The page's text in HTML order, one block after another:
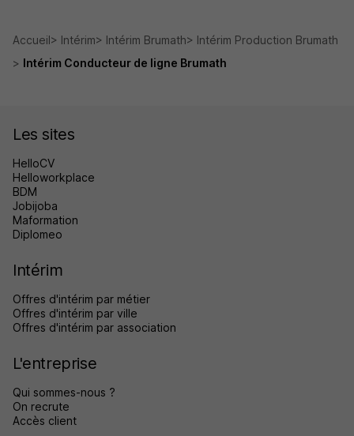
Accueil Intérim Intérim Brumath
Intérim Production Brumath
Intérim Conducteur de ligne Brumath
Les sites
HelloCV
Helloworkplace
BDM
Jobijoba
Maformation
Diplomeo
Intérim
Offres d'intérim par métier
Offres d'intérim par ville
Offres d'intérim par association
L'entreprise
Qui sommes-nous ?
On recrute
Accès client